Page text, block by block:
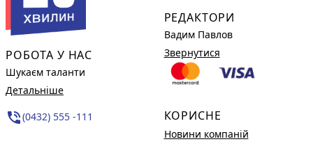
РОБОТА У НАС
Шукаєм таланти
Детальніше
phone_in_talk(0432) 555 -111
РЕДАКТОРИ
Вадим Павлов
Звернутися
КОРИСНЕ
Новини компаній